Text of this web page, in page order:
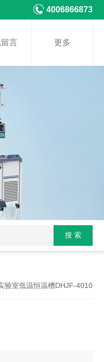
4006866873
言 更多
验室低温恒温槽DHJF-4010